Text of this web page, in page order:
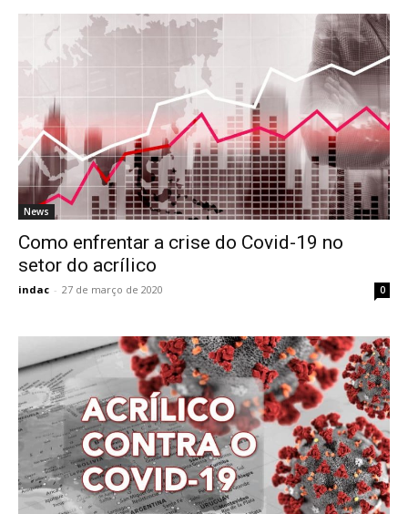
News
Como enfrentar a crise do Covid-19 no
setor do acrílico
indac - 27 de março de 2020 0